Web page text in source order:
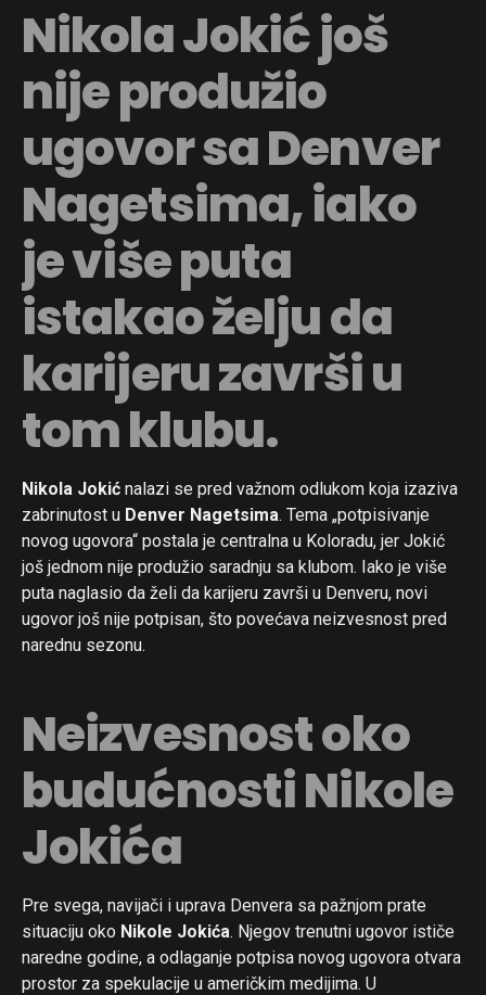
Nikola Jokić još
nije produžio
ugovor sa Denver
Nagetsima, iako
je više puta
istakao želju da
karijeru završi u
tom klubu.
Nikola Jokić nalazi se pred važnom odlukom koja izaziva
zabrinutost u Denver Nagetsima. Tema „potpisivanje
novog ugovora“ postala je centralna u Koloradu, jer Jokić
još jednom nije produžio saradnju sa klubom. Iako je više
puta naglasio da želi da karijeru završi u Denveru, novi
ugovor još nije potpisan, što povećava neizvesnost pred
narednu sezonu.
Neizvesnost oko
budućnosti Nikole
Jokića
Pre svega, navijači i uprava Denvera sa pažnjom prate
situaciju oko Nikole Jokića. Njegov trenutni ugovor ističe
naredne godine, a odlaganje potpisa novog ugovora otvara
prostor za spekulacije u američkim medijima. U